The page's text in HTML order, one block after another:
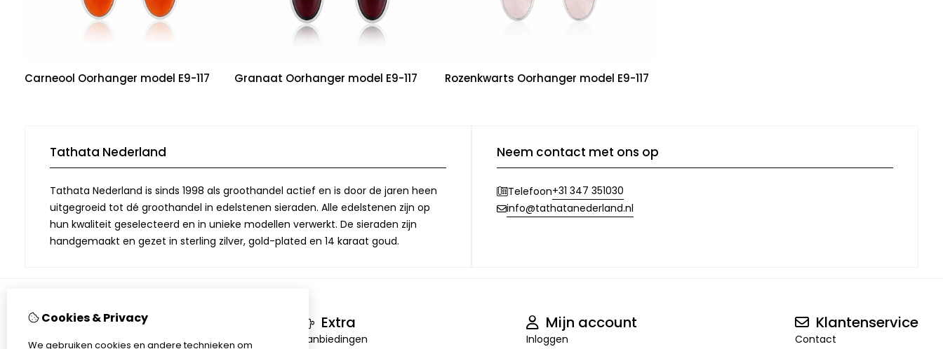
Carneool Oorhanger model E9-117 Granaat Oorhanger model E9-117 Rozenkwarts Oorhanger model E9-117
Tathata Nederland
Tathata Nederland is sinds 1998 als groothandel actief en is door de jaren heen
uitgegroeid tot dé groothandel in edelstenen sieraden. Alle edelstenen zijn op
hun kwaliteit geselecteerd en in unieke modellen verwerkt. De sieraden zijn
handgemaakt en gezet in sterling zilver, gold-plated en 14 karaat goud.
Neem contact met ons op
Telefoon+31 347 351030
info@tathatanederland.nl
Informatie
Over Tathata
Extra
Aanbiedingen
Mijn account
Inloggen
Klantenservice
Contact
Cookies & Privacy
We gebruiken cookies en andere technieken om